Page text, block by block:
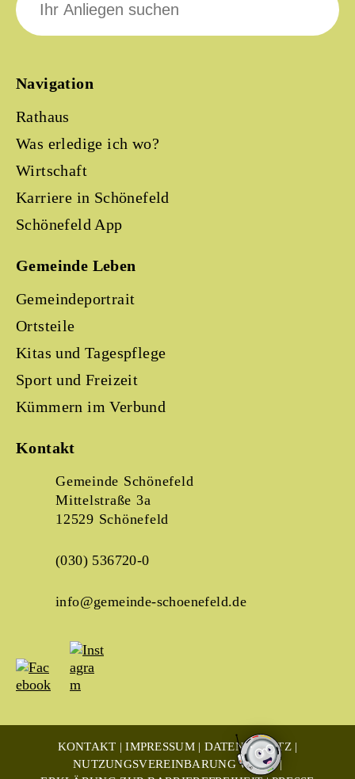
Navigation
Rathaus
Was erledige ich wo?
Wirtschaft
Karriere in Schönefeld
Schönefeld App
Gemeinde Leben
Gemeindeportrait
Ortsteile
Kitas und Tagespflege
Sport und Freizeit
Kümmern im Verbund
Kontakt
Gemeinde Schönefeld
Mittelstraße 3a
12529 Schönefeld
(030) 536720-0
info@gemeinde-schoenefeld.de
nach:
KONTAKT IMPRESSUM
DATENSCHUTZ
NUTZUNGSVEREINBARUNG WLAN